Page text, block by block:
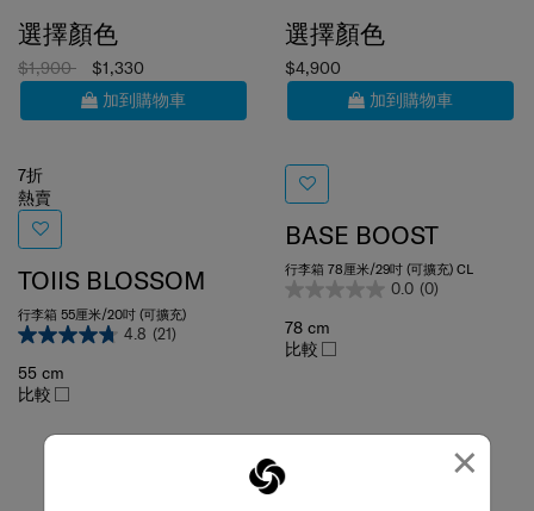
×
$1,900
$1,330
加到購物車
熱賣
TOIIS BLOSSOM
行李箱 55厘米/20吋 (可擴充)
4.8 (21)
55 cm
比較
$4,900
加到購物車
BASE BOOST
行李箱 78厘米/29吋 (可擴充) CL
0.0 (0)
78 cm
比較